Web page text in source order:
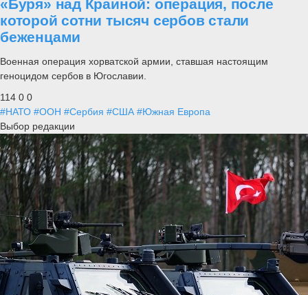
«Буря» над Краиной: операция, после
которой сотни тысяч сербов стали
беженцами
Военная операция хорватской армии, ставшая настоящим
геноцидом сербов в Югославии.
114 0 0
#НАТО #ООН #Сербия #США #Южная Европа
Выбор редакции